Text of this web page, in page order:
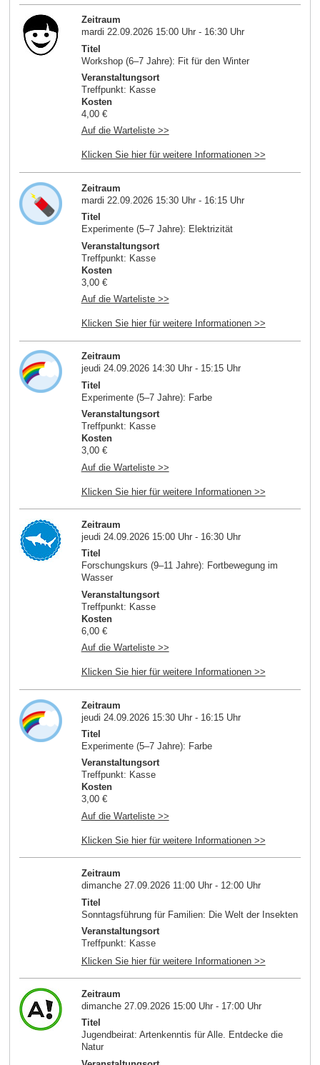
Zeitraum
mardi 22.09.2026 15:00 Uhr - 16:30 Uhr
Titel
Workshop (6–7 Jahre): Fit für den Winter
Veranstaltungsort
Treffpunkt: Kasse
Kosten
4,00 €
Auf die Warteliste >>
Klicken Sie hier für weitere Informationen >>
Zeitraum
mardi 22.09.2026 15:30 Uhr - 16:15 Uhr
Titel
Experimente (5–7 Jahre): Elektrizität
Veranstaltungsort
Treffpunkt: Kasse
Kosten
3,00 €
Auf die Warteliste >>
Klicken Sie hier für weitere Informationen >>
Zeitraum
jeudi 24.09.2026 14:30 Uhr - 15:15 Uhr
Titel
Experimente (5–7 Jahre): Farbe
Veranstaltungsort
Treffpunkt: Kasse
Kosten
3,00 €
Auf die Warteliste >>
Klicken Sie hier für weitere Informationen >>
Zeitraum
jeudi 24.09.2026 15:00 Uhr - 16:30 Uhr
Titel
Forschungskurs (9–11 Jahre): Fortbewegung im
Wasser
Veranstaltungsort
Treffpunkt: Kasse
Kosten
6,00 €
Auf die Warteliste >>
Klicken Sie hier für weitere Informationen >>
Zeitraum
jeudi 24.09.2026 15:30 Uhr - 16:15 Uhr
Titel
Experimente (5–7 Jahre): Farbe
Veranstaltungsort
Treffpunkt: Kasse
Kosten
3,00 €
Auf die Warteliste >>
Klicken Sie hier für weitere Informationen >>
Zeitraum
dimanche 27.09.2026 11:00 Uhr - 12:00 Uhr
Titel
Sonntagsführung für Familien: Die Welt der Insekten
Veranstaltungsort
Treffpunkt: Kasse
Klicken Sie hier für weitere Informationen >>
Zeitraum
dimanche 27.09.2026 15:00 Uhr - 17:00 Uhr
Titel
Jugendbeirat: Artenkenntis für Alle. Entdecke die
Natur